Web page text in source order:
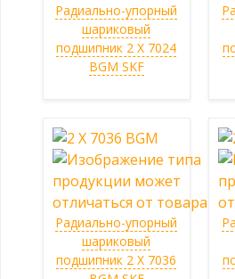
Радиально-упорный
шариковый
подшипник 2 X 7024
BGM SKF
Радиально-упорный
шариковый
подшипник 2 X 7036